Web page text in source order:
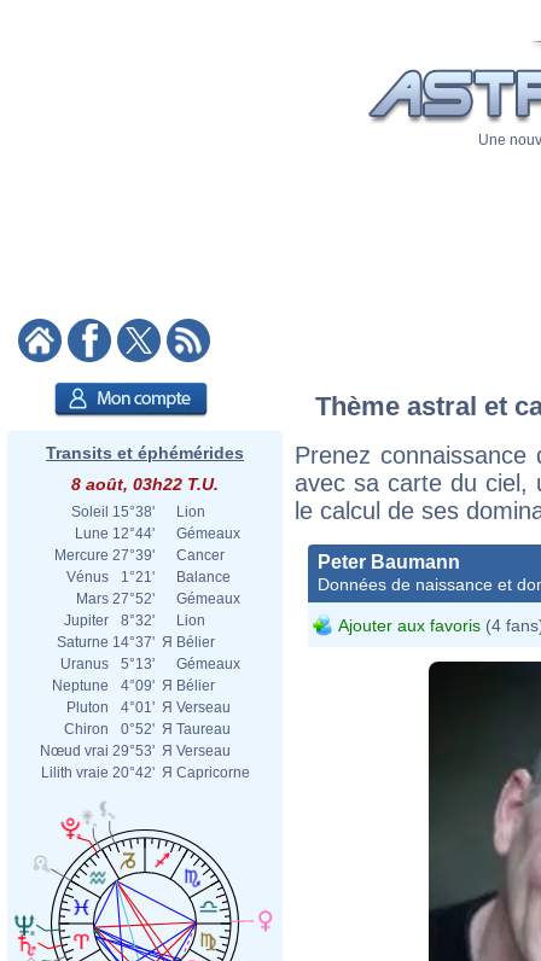
Une
Transits et éphémérides
8 août, 03h22 T.U.
Soleil 15°38'
Lion
Lune 12°44'
Gémeaux
Mercure 27°39'
Cancer
Vénus
1°21'
Balance
Mars 27°52'
Gémeaux
Jupiter
8°32'
Lion
Saturne 14°37' Я Bélier
Uranus
5°13'
Gémeaux
Neptune
4°09' Я Bélier
Pluton
4°01' Я Verseau
Chiron
0°52' Я Taureau
Nœud vrai 29°53' Я Verseau
Lilith vraie 20°42' Я Capricorne
Thème astral et
Prenez
avec sa carte du ciel,
le calcul de ses
Peter Baumann
Données de naissance et
Ajouter aux favoris (4